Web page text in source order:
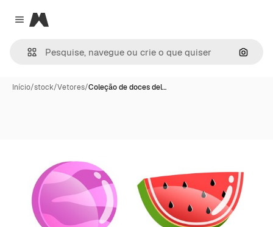
Close menu
Magnific
Início/stock/Vetores/Coleção de doces del…